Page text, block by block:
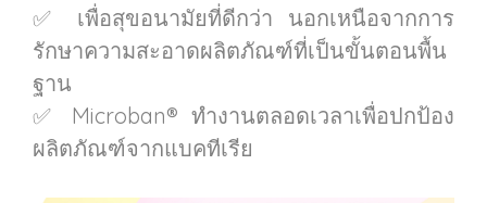
✅ เพื่อสุขอนามัยที่ดีกว่า นอกเหนือจากการ
รักษาความสะอาดผลิตภัณฑ์ที่เป็นขั้นตอนพื้น
ฐาน
✅ Microban® ทำงานตลอดเวลาเพื่อปกป้อง
ผลิตภัณฑ์จากแบคทีเรีย